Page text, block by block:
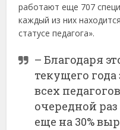
работают еще 707
каждый из них
статусе педагога».
– Благодаря
текущего
всех
очередной раз
еще на 30%